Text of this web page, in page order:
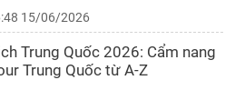
15/06/2026
Trung Quốc 2026: Cẩm nang
Trung Quốc từ A-Z